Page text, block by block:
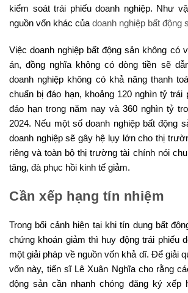
kiểm soát trái phiếu doanh nghiệp. Như
nguồn vốn khác củadoanh nghiệp bất động
Việc doanh nghiệp bất động sản không có
án, đồng nghĩa không có dòng tiền sẽ
doanh nghiệp không có khả năng thanh
chuẩn bị đáo hạn, khoảng 120 nghìn tỷ trái
đáo hạn trong năm nay và 360 nghìn tỷ
2024. Nếu một số doanh nghiệp bất động
doanh nghiệp sẽ gây hệ lụy lớn cho thị
riêng và toàn bộ thị trường tài chính nói
tăng, đà phục hồi kinh tế giảm.
Cần xếp hạng tín nhiệm
Trong bối cảnh hiện tại khi tín dụng bất
chứng khoán giảm thì huy động trái phiếu
một giải pháp về nguồn vốn khả dĩ. Để giải
vốn này, tiến sĩ Lê Xuân Nghĩa cho rằng
động sản cần nhanh chóng đăng ký xếp